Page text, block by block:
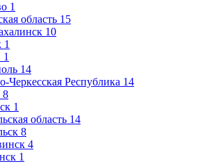
1
область 15
10
1
1
14
Черкесская Республика 14
8
1
область 14
8
4
1